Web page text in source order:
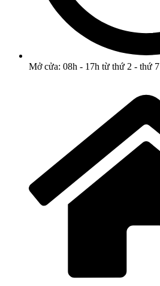
Mở cửa: 08h - 17h từ thứ 2 - thứ 7